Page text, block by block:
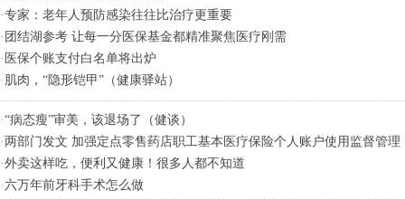
·专家：老年人预防感染往往比治疗更重要
· 团结湖参考 让每一分医保基金都精准聚焦医疗刚需
· 医保个账支付白名单将出炉
· 肌肉，“隐形铠甲”（健康驿站）
·“病态瘦”审美，该退场了（健谈）
· 两部门发文 加强定点零售药店职工基本医疗保险个人账户使用监督管理
·外卖这样吃，便利又健康！很多人都不知道
·六万年前牙科手术怎么做